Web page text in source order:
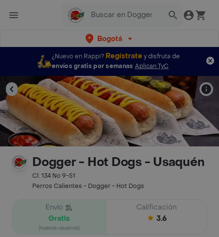
Bogotá
¿Nuevo en Rappi? Regístratey disfruta de
envíos gratis por semanas Aplican TyC
Dogger - Hot Dogs - Usaquén
Cl. 134 No 9-51
Perros Calientes - Dogger - Hot Dogs
Envío
Gratis
(nuevos usuarios)
Calificación
3.6